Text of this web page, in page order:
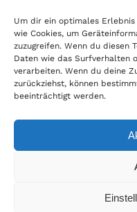
Um dir ein optimales
wie Cookies, um
zuzugreifen. Wenn du diesen
Daten wie das Surfverhalten
verarbeiten. Wenn du deine
zurückziehst, können
beeinträchtigt werden.
erfolgreichen E-
viele Onlineshops im
und unterstützen
© Copyright 2026 | World of